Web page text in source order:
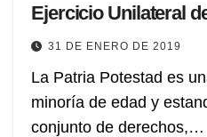
Ejercicio Unilateral
31 DE ENERO DE 2019
La Patria Potestad es
minoría de edad y
conjunto de derechos,…